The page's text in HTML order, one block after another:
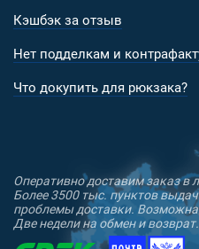
Кэшбэк за отзыв
Нет подделкам и
Что докупить для рюкзака?
Оперативно доставим заказ в
Более 3500 тыс. пунктов
проблемы доставки. Возможна
Две недели на обмен и возврат.